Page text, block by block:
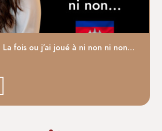
La fois ou j’ai joué à ni non ni non…